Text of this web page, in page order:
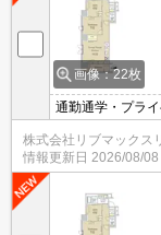
画像：22枚
通勤通学・プラ
ど設備充実☆ お
豊富な物件から
☆
株式会社リブマックス
情報更新日 2026/08/08